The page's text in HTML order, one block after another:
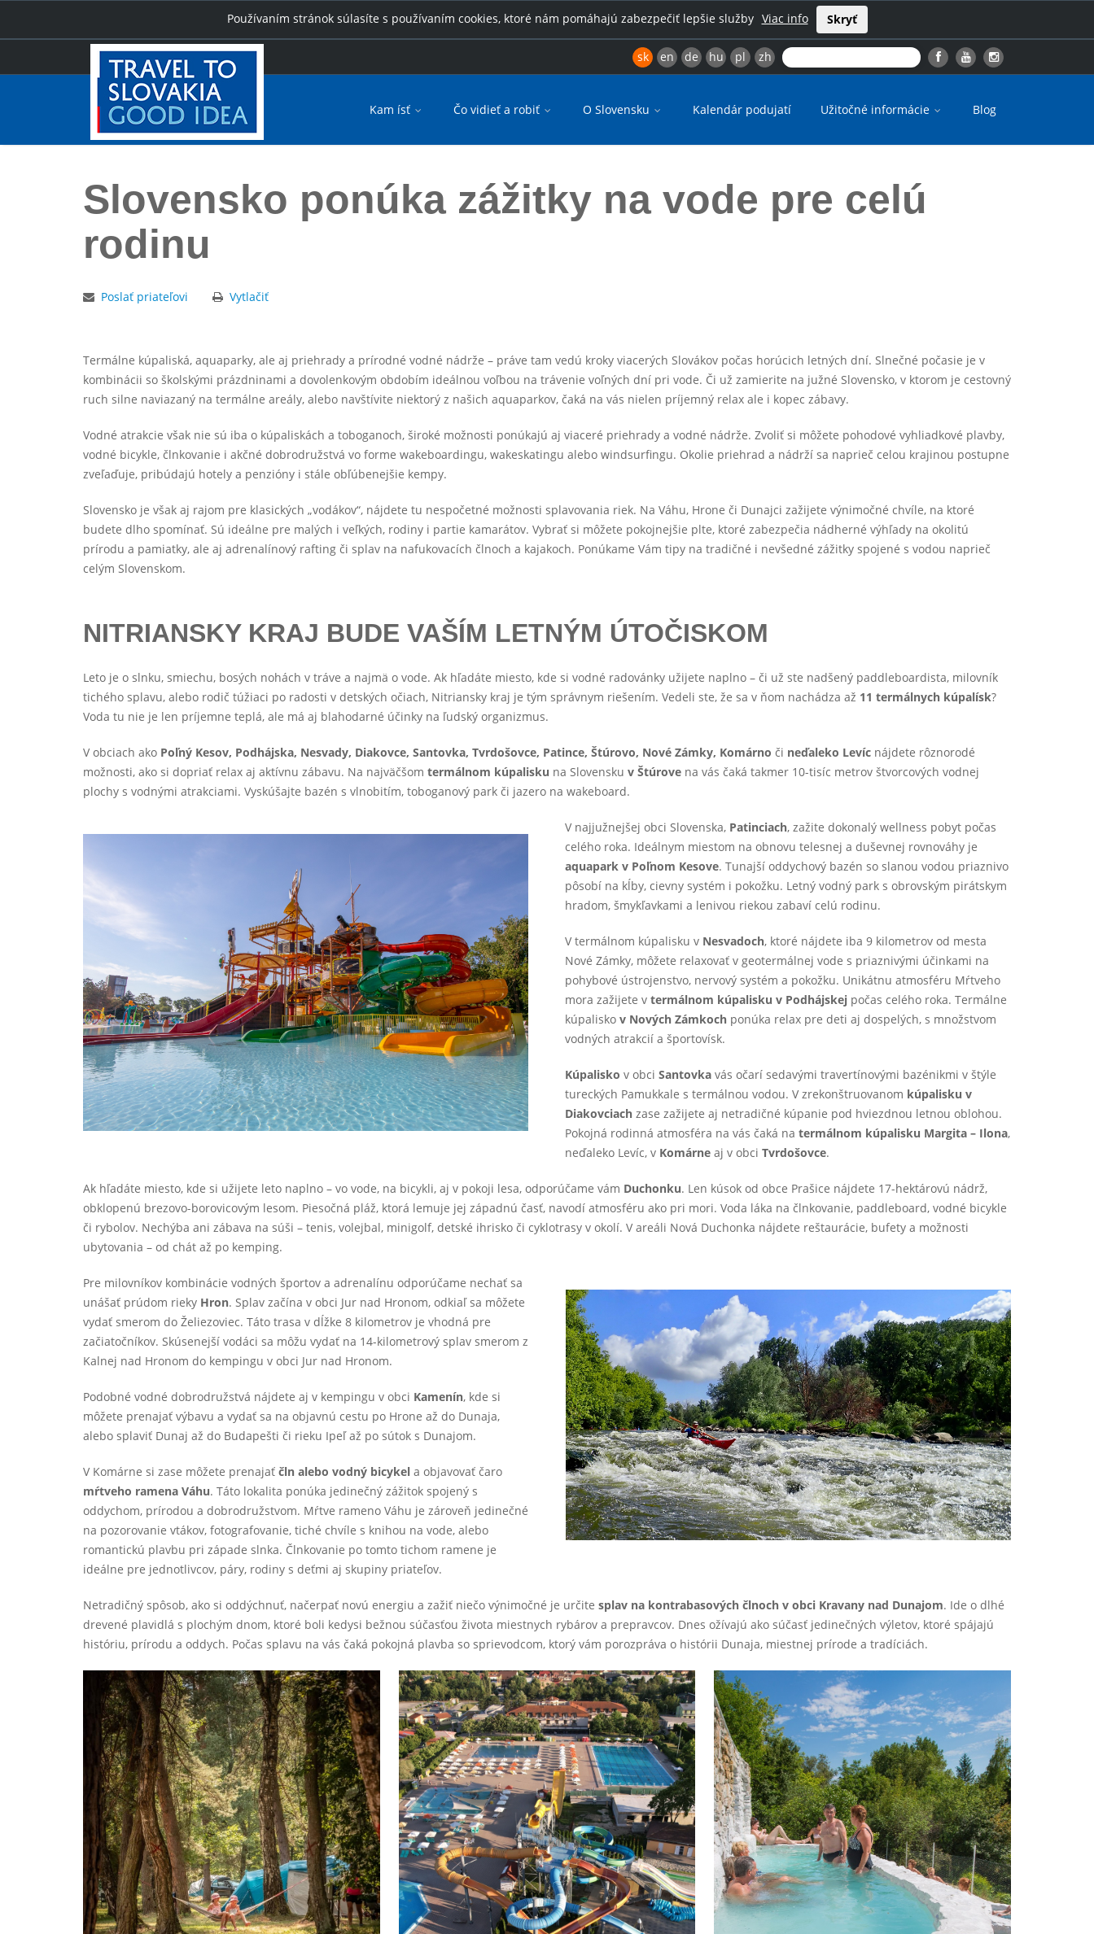
Používaním stránok súlasíte s používaním cookies, ktoré nám pomáhajú zabezpečiť lepšie služby Viac info Skryť
sk en de hu pl zh
Kam ísť Čo vidieť a robiť O Slovensku Kalendár podujatí Užitočné informácie Blog
Slovensko ponúka zážitky na vode pre celú
rodinu
Poslať priateľovi Vytlačiť
Termálne kúpaliská, aquaparky, ale aj priehrady a prírodné vodné nádrže – práve tam vedú kroky viacerých Slovákov počas horúcich letných dní. Slnečné počasie je v
kombinácii so školskými prázdninami a dovolenkovým obdobím ideálnou voľbou na trávenie voľných dní pri vode. Či už zamierite na južné Slovensko, v ktorom je cestovný
ruch silne naviazaný na termálne areály, alebo navštívite niektorý z našich aquaparkov, čaká na vás nielen príjemný relax ale i kopec zábavy.
Vodné atrakcie však nie sú iba o kúpaliskách a toboganoch, široké možnosti ponúkajú aj viaceré priehrady a vodné nádrže. Zvoliť si môžete pohodové vyhliadkové plavby,
vodné bicykle, člnkovanie i akčné dobrodružstvá vo forme wakeboardingu, wakeskatingu alebo windsurfingu. Okolie priehrad a nádrží sa naprieč celou krajinou postupne
zveľaďuje, pribúdajú hotely a penzióny i stále obľúbenejšie kempy.
Slovensko je však aj rajom pre klasických „vodákov“, nájdete tu nespočetné možnosti splavovania riek. Na Váhu, Hrone či Dunajci zažijete výnimočné chvíle, na ktoré
budete dlho spomínať. Sú ideálne pre malých i veľkých, rodiny i partie kamarátov. Vybrať si môžete pokojnejšie plte, ktoré zabezpečia nádherné výhľady na okolitú
prírodu a pamiatky, ale aj adrenalínový rafting či splav na nafukovacích člnoch a kajakoch. Ponúkame Vám tipy na tradičné i nevšedné zážitky spojené s vodou naprieč
celým Slovenskom.
NITRIANSKY KRAJ BUDE VAŠÍM LETNÝM ÚTOČISKOM
Leto je o slnku, smiechu, bosých nohách v tráve a najmä o vode. Ak hľadáte miesto, kde si vodné radovánky užijete naplno – či už ste nadšený paddleboardista, milovník
tichého splavu, alebo rodič túžiaci po radosti v detských očiach, Nitriansky kraj je tým správnym riešením. Vedeli ste, že sa v ňom nachádza až 11 termálnych kúpalísk?
Voda tu nie je len príjemne teplá, ale má aj blahodarné účinky na ľudský organizmus.
V obciach ako Poľný Kesov, Podhájska, Nesvady, Diakovce, Santovka, Tvrdošovce, Patince, Štúrovo, Nové Zámky, Komárno či neďaleko Levíc nájdete rôznorodé
možnosti, ako si dopriať relax aj aktívnu zábavu. Na najväčšom termálnom kúpalisku na Slovensku v Štúrove na vás čaká takmer 10-tisíc metrov štvorcových vodnej
plochy s vodnými atrakciami. Vyskúšajte bazén s vlnobitím, toboganový park či jazero na wakeboard.
V najjužnejšej obci Slovenska, Patinciach, zažite dokonalý wellness pobyt počas
celého roka. Ideálnym miestom na obnovu telesnej a duševnej rovnováhy je
aquapark v Poľnom Kesove. Tunajší oddychový bazén so slanou vodou priaznivo
pôsobí na kĺby, cievny systém i pokožku. Letný vodný park s obrovským pirátskym
hradom, šmykľavkami a lenivou riekou zabaví celú rodinu.
V termálnom kúpalisku v Nesvadoch, ktoré nájdete iba 9 kilometrov od mesta
Nové Zámky, môžete relaxovať v geotermálnej vode s priaznivými účinkami na
pohybové ústrojenstvo, nervový systém a pokožku. Unikátnu atmosféru Mŕtveho
mora zažijete vtermálnom kúpalisku v Podhájskej počas celého roka. Termálne
kúpaliskov Nových Zámkoch ponúka relax pre deti aj dospelých, s množstvom
vodných atrakcií a športovísk.
Kúpalisko v obciSantovka vás očarí sedavými travertínovými bazénikmi v štýle
tureckých Pamukkale s termálnou vodou. V zrekonštruovanom kúpalisku v
Diakovciach zase zažijete aj netradičné kúpanie pod hviezdnou letnou oblohou.
Pokojná rodinná atmosféra na vás čaká natermálnom kúpalisku Margita – Ilona,
neďaleko Levíc, v Komárne aj v obciTvrdošovce.
Ak hľadáte miesto, kde si užijete leto naplno – vo vode, na bicykli, aj v pokoji lesa, odporúčame vám Duchonku. Len kúsok od obce Prašice nájdete 17-hektárovú nádrž,
obklopenú brezovo-borovicovým lesom. Piesočná pláž, ktorá lemuje jej západnú časť, navodí atmosféru ako pri mori. Voda láka na člnkovanie, paddleboard, vodné bicykle
či rybolov. Nechýba ani zábava na súši – tenis, volejbal, minigolf, detské ihrisko či cyklotrasy v okolí. V areáli Nová Duchonka nájdete reštaurácie, bufety a možnosti
ubytovania – od chát až po kemping.
Pre milovníkov kombinácie vodných športov a adrenalínu odporúčame nechať sa
unášať prúdom rieky Hron. Splav začína v obci Jur nad Hronom, odkiaľ sa môžete
vydať smerom do Želiezoviec. Táto trasa v dĺžke 8 kilometrov je vhodná pre
začiatočníkov. Skúsenejší vodáci sa môžu vydať na 14-kilometrový splav smerom z
Kalnej nad Hronom do kempingu v obci Jur nad Hronom.
Podobné vodné dobrodružstvá nájdete aj v kempingu v obci Kamenín, kde si
môžete prenajať výbavu a vydať sa na objavnú cestu po Hrone až do Dunaja,
alebo splaviť Dunaj až do Budapešti či rieku Ipeľ až po sútok s Dunajom.
V Komárne si zase môžete prenajať čln alebo vodný bicykel a objavovať čaro
mŕtveho ramena Váhu. Táto lokalita ponúka jedinečný zážitok spojený s
oddychom, prírodou a dobrodružstvom. Mŕtve rameno Váhu je zároveň jedinečné
na pozorovanie vtákov, fotografovanie, tiché chvíle s knihou na vode, alebo
romantickú plavbu pri západe slnka. Člnkovanie po tomto tichom ramene je
ideálne pre jednotlivcov, páry, rodiny s deťmi aj skupiny priateľov.
Netradičný spôsob, ako si oddýchnuť, načerpať novú energiu a zažiť niečo výnimočné je určite splav na kontrabasových člnoch v obci Kravany nad Dunajom. Ide o dlhé
drevené plavidlá s plochým dnom, ktoré boli kedysi bežnou súčasťou života miestnych rybárov a prepravcov. Dnes ožívajú ako súčasť jedinečných výletov, ktoré spájajú
históriu, prírodu a oddych. Počas splavu na vás čaká pokojná plavba so sprievodcom, ktorý vám porozpráva o histórii Dunaja, miestnej prírode a tradíciách.